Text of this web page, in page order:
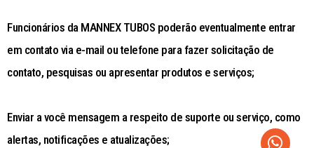
Funcionários da MANNEX TUBOS poderão eventualmente entrar
em contato via e-mail ou telefone para fazer solicitação de
contato, pesquisas ou apresentar produtos e serviços;
Enviar a você mensagem a respeito de suporte ou serviço, como
alertas, notificações e atualizações;